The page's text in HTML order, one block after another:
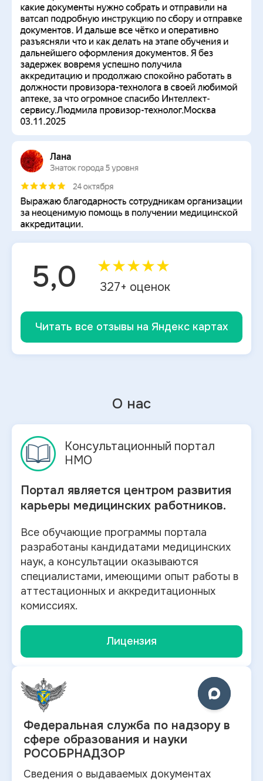
5,0 ★★★★★
327+ оценок
Читать все отзывы на Яндекс картах
О нас
Консультационный портал
НМО
Портал является центром развития
карьеры медицинских работников.
Все обучающие программы портала
разработаны кандидатами медицинских
наук, а консультации оказываются
специалистами, имеющими опыт работы в
аттестационных и аккредитационных
комиссиях.
Лицензия
Федеральная служба по надзору в
сфере образования и науки
РОСОБРНАДЗОР
Сведения о выдаваемых документах